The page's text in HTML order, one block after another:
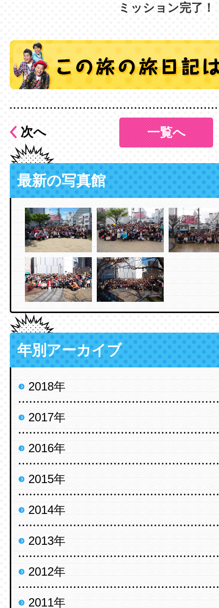
ミッション完了！
次へ 一覧へ
最新の写真館
年別アーカイブ
2018年
2017年
2016年
2015年
2014年
2013年
2012年
2011年